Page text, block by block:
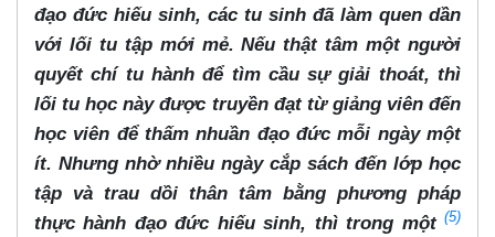
đạo đức hiếu sinh, các tu sinh đã làm quen dần
với lối tu tập mới mẻ. Nếu thật tâm một người
quyết chí tu hành để tìm cầu sự giải thoát, thì
lối tu học này được truyền đạt từ giảng viên đến
học viên để thấm nhuần đạo đức mỗi ngày một
ít. Nhưng nhờ nhiều ngày cắp sách đến lớp học
tập và trau dồi thân tâm bằng phương pháp
thực hành đạo đức hiếu sinh, thì trong một (5)